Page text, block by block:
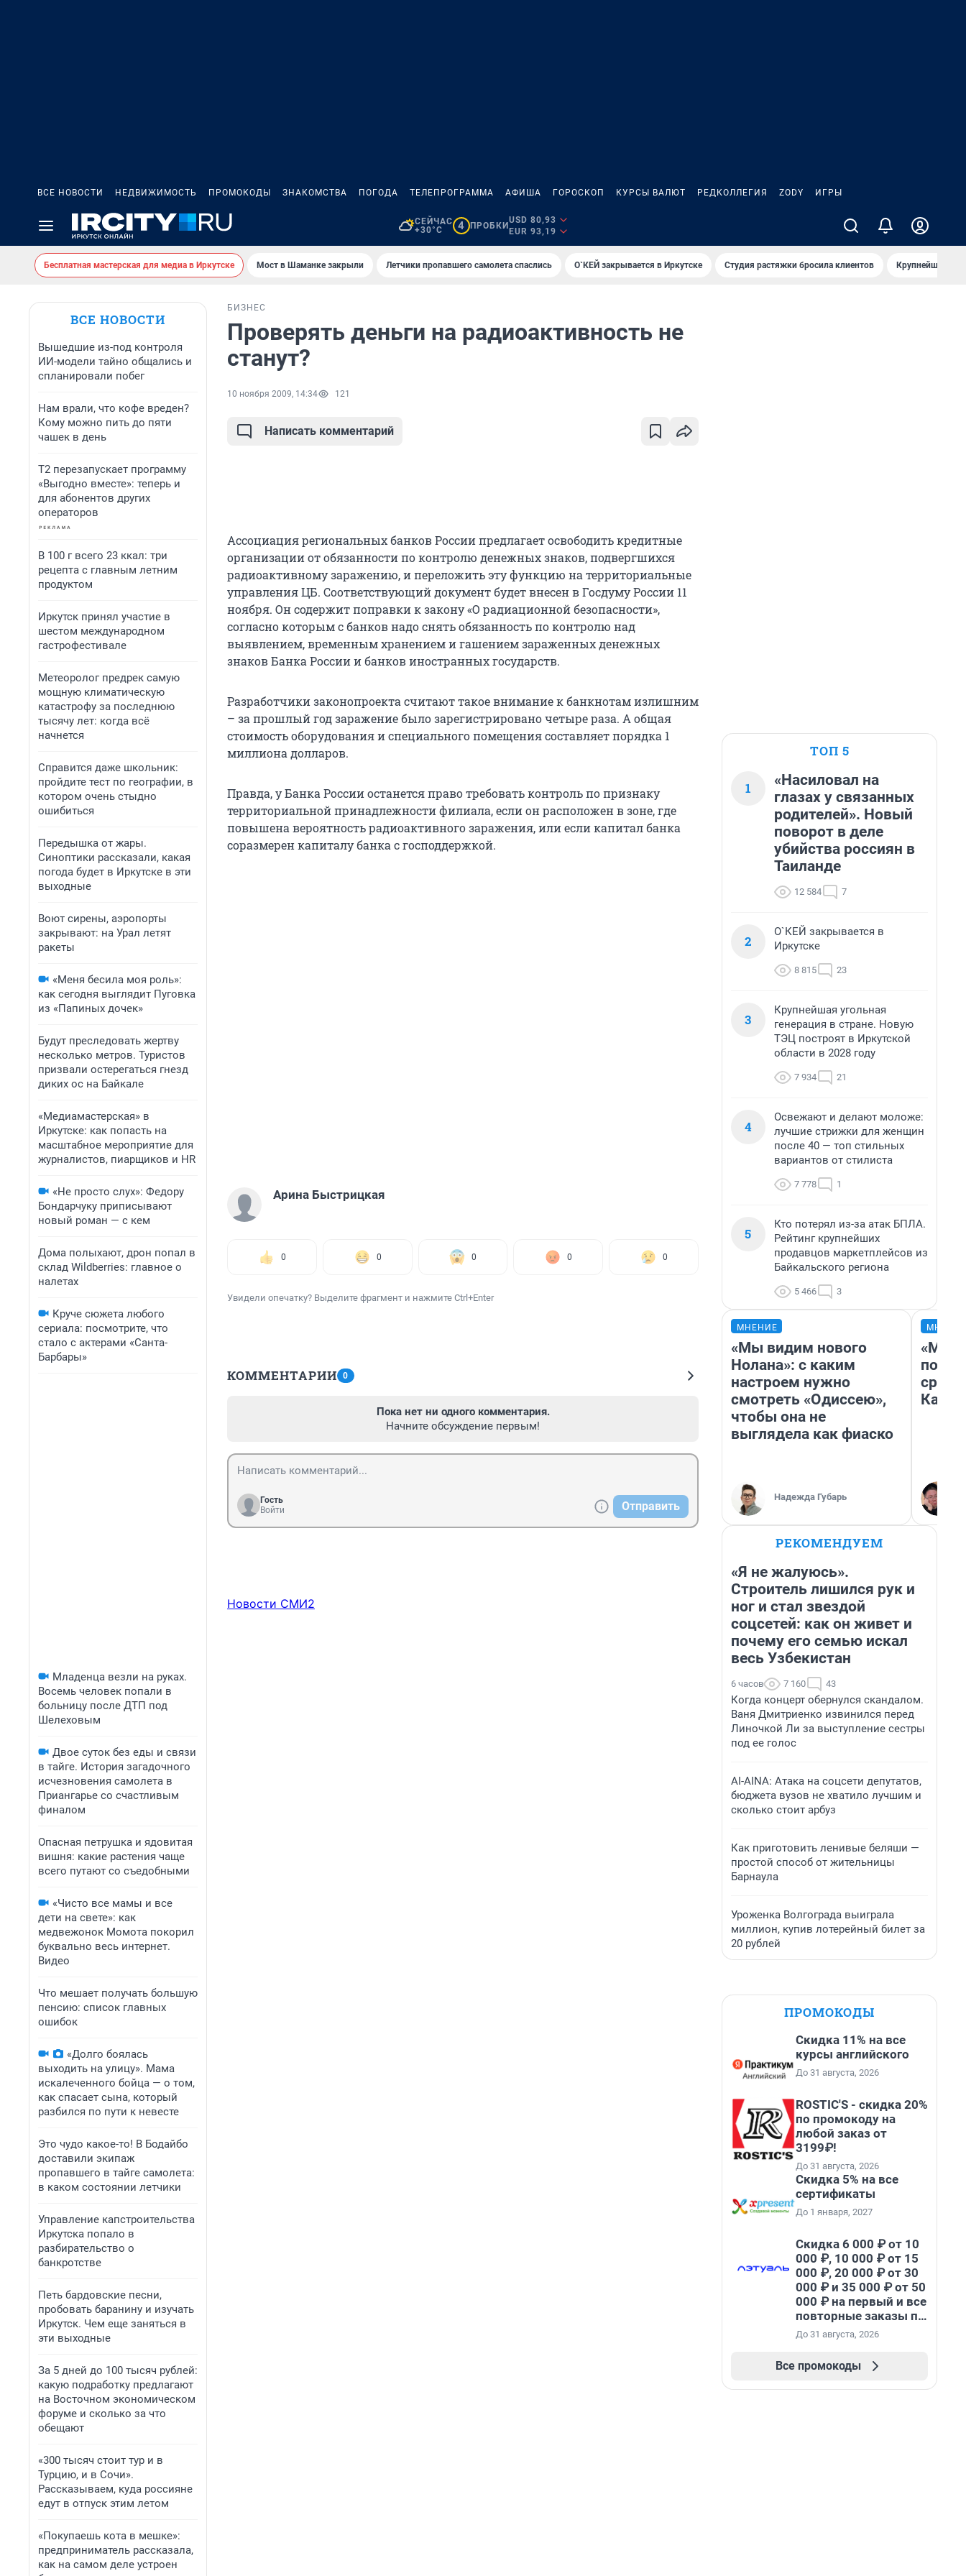
ВСЕ НОВОСТИ НЕДВИЖИМОСТЬ ПРОМОКОДЫ ЗНАКОМСТВА ПОГОДА ТЕЛЕПРОГРАММА АФИША ГОРОСКОП КУРСЫ ВАЛЮТ РЕДКОЛЛЕГИЯ ZODY ИГРЫ
СЕЙЧАС
+30°C
4 ПРОБКИ
USD 80,93
EUR 93,19
Бесплатная мастерская для медиа в Иркутске Мост в Шаманке закрыли Летчики пропавшего самолета спаслись О`КЕЙ закрывается в Иркутске Студия растяжки бросила клиентов Крупнейшие
ВСЕ НОВОСТИ
Вышедшие из-под контроля
ИИ-модели тайно общались и
спланировали побег
Нам врали, что кофе вреден?
Кому можно пить до пяти
чашек в день
Т2 перезапускает программу
«Выгодно вместе»: теперь и
для абонентов других
операторов
В 100 г всего 23 ккал: три
рецепта с главным летним
продуктом
Иркутск принял участие в
шестом международном
гастрофестивале
Метеоролог предрек самую
мощную климатическую
катастрофу за последнюю
тысячу лет: когда всё
начнется
Справится даже школьник:
пройдите тест по географии, в
котором очень стыдно
ошибиться
Передышка от жары.
Синоптики рассказали, какая
погода будет в Иркутске в эти
выходные
Воют сирены, аэропорты
закрывают: на Урал летят
ракеты
«Меня бесила моя роль»:
как сегодня выглядит Пуговка
из «Папиных дочек»
Будут преследовать жертву
несколько метров. Туристов
призвали остерегаться гнезд
диких ос на Байкале
«Медиамастерская» в
Иркутске: как попасть на
масштабное мероприятие для
журналистов, пиарщиков и HR
«Не просто слух»: Федору
Бондарчуку приписывают
новый роман — с кем
Дома полыхают, дрон попал в
склад Wildberries: главное о
налетах
Круче сюжета любого
сериала: посмотрите, что
стало с актерами «Санта-
Барбары»
Младенца везли на руках.
Восемь человек попали в
больницу после ДТП под
Шелеховым
Двое суток без еды и связи
в тайге. История загадочного
исчезновения самолета в
Приангарье со счастливым
финалом
Опасная петрушка и ядовитая
вишня: какие растения чаще
всего путают со съедобными
«Чисто все мамы и все
дети на свете»: как
медвежонок Момота покорил
буквально весь интернет.
Видео
Что мешает получать большую
пенсию: список главных
ошибок
«Долго боялась
выходить на улицу». Мама
искалеченного бойца — о том,
как спасает сына, который
разбился по пути к невесте
Это чудо какое-то! В Бодайбо
доставили экипаж
пропавшего в тайге самолета:
в каком состоянии летчики
Управление капстроительства
Иркутска попало в
разбирательство о
банкротстве
Петь бардовские песни,
пробовать баранину и изучать
Иркутск. Чем еще заняться в
эти выходные
За 5 дней до 100 тысяч рублей:
какую подработку предлагают
на Восточном экономическом
форуме и сколько за что
обещают
«300 тысяч стоит тур и в
Турцию, и в Сочи».
Рассказываем, куда россияне
едут в отпуск этим летом
«Покупаешь кота в мешке»:
предприниматель рассказала,
как на самом деле устроен
БИЗНЕС
Проверять деньги на радиоактивность не
станут?
10 ноября 2009, 14:34 121
Написать комментарий
Ассоциация региональных банков России предлагает освободить кредитные
организации от обязанности по контролю денежных знаков, подвергшихся
радиоактивному заражению, и переложить эту функцию на территориальные
управления ЦБ. Соответствующий документ будет внесен в Госдуму России 11
ноября. Он содержит поправки к закону «О радиационной безопасности»,
согласно которым с банков надо снять обязанность по контролю над
выявлением, временным хранением и гашением зараженных денежных
знаков Банка России и банков иностранных государств.
Разработчики законопроекта считают такое внимание к банкнотам излишним
– за прошлый год заражение было зарегистрировано четыре раза. А общая
стоимость оборудования и специального помещения составляет порядка 1
миллиона долларов.
Правда, у Банка России останется право требовать контроль по признаку
территориальной принадлежности филиала, если он расположен в зоне, где
повышена вероятность радиоактивного заражения, или если капитал банка
соразмерен капиталу банка с господдержкой.
Арина Быстрицкая
0 0 0 0 0
Увидели опечатку? Выделите фрагмент и нажмите Ctrl+Enter
КОММЕНТАРИИ 0
Пока нет ни одного комментария.
Начните обсуждение первым!
Гость
Войти
Отправить
Новости СМИ2
ТОП 5
1
«Насиловал на
глазах у связанных
родителей». Новый
поворот в деле
убийства россиян в
Таиланде
12 584 7
2
О`КЕЙ закрывается в
Иркутске
8 815 23
3
Крупнейшая угольная
генерация в стране. Новую
ТЭЦ построят в Иркутской
области в 2028 году
7 934 21
4
Освежают и делают моложе:
лучшие стрижки для женщин
после 40 — топ стильных
вариантов от стилиста
7 778 1
5
Кто потерял из-за атак БПЛА.
Рейтинг крупнейших
продавцов маркетплейсов из
Байкальского региона
5 466 3
МНЕНИЕ
«Мы видим нового
Нолана»: с каким
настроем нужно
смотреть «Одиссею»,
чтобы она не
выглядела как фиаско
Надежда Губарь
РЕКОМЕНДУЕМ
«Я не жалуюсь».
Строитель лишился рук и
ног и стал звездой
соцсетей: как он живет и
почему его семью искал
весь Узбекистан
6 часов 7 160 43
Когда концерт обернулся скандалом.
Ваня Дмитриенко извинился перед
Линочкой Ли за выступление сестры
под ее голос
AI-AINA: Атака на соцсети депутатов,
бюджета вузов не хватило лучшим и
сколько стоит арбуз
Как приготовить ленивые беляши —
простой способ от жительницы
Барнаула
Уроженка Волгограда выиграла
миллион, купив лотерейный билет за
20 рублей
ПРОМОКОДЫ
Скидка 11% на все
курсы английского
До 31 августа, 2026
ROSTIC'S - скидка 20%
по промокоду на
любой заказ от
3199₽!
До 31 августа, 2026
Скидка 5% на все
сертификаты
До 1 января, 2027
Скидка 6 000 ₽ от 10
000 ₽, 10 000 ₽ от 15
000 ₽, 20 000 ₽ от 30
000 ₽ и 35 000 ₽ от 50
000 ₽ на первый и все
повторные заказы по
промокоду НАБЕРИ
До 31 августа, 2026
Все промокоды